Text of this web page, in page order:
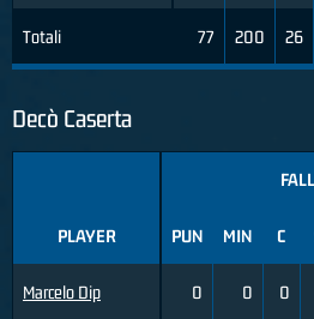
Totali 77 200 26
Decò Caserta
PLAYER
Marcelo Dip
PUN MIN C
0 0 0